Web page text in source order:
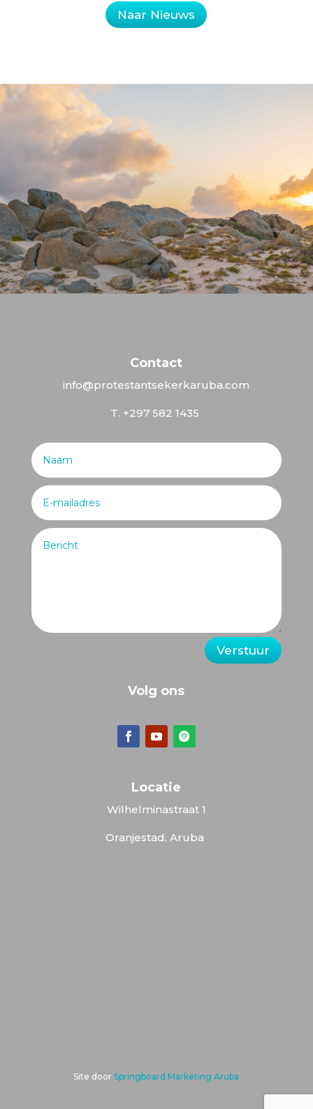
Naar Nieuws
Contact
info@protestantsekerkaruba.com
T. +297 582 1435
Verstuur
Volg ons
Locatie
Wilhelminastraat 1
Oranjestad, Aruba
Site doorSpringboard Marketing Aruba